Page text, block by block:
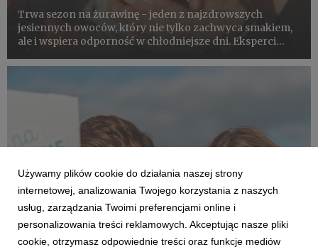
Trwa sezon na żurawinę - jeden z najzdrowszych
jesiennych owoców, który nie tylko zachwyca smakiem,
ale i wspiera odporność w chłodniejsze dni. Eksperci
żurawinę z polskich plantacji. O jej walorach i właśnie
ŻURAWINA
Używamy plików cookie do działania naszej strony
internetowej, analizowania Twojego korzystania z naszych
usług, zarządzania Twoimi preferencjami online i
personalizowania treści reklamowych. Akceptując nasze pliki
cookie, otrzymasz odpowiednie treści oraz funkcje mediów